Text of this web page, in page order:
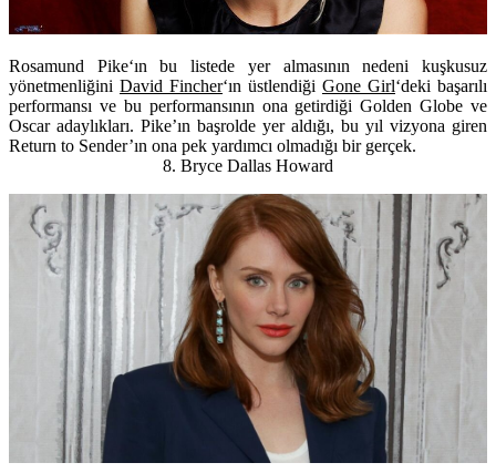
Rosamund Pike‘ın bu listede yer almasının nedeni kuşkusuz
yönetmenliğini David Fincher‘ın üstlendiği Gone Girl‘deki başarılı
performansı ve bu performansının ona getirdiği Golden Globe ve
Oscar adaylıkları. Pike’ın başrolde yer aldığı, bu yıl vizyona giren
Return to Sender’ın ona pek yardımcı olmadığı bir gerçek.
8. Bryce Dallas Howard